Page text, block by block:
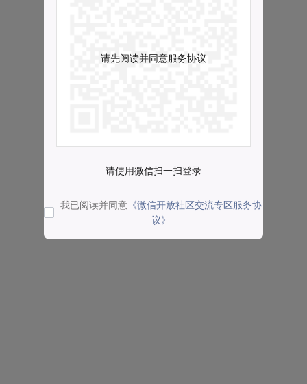
请先阅读并同意服务协议
请使用微信扫一扫登录
我已阅读并同意 《微信开放社区交流专区服务协
议》